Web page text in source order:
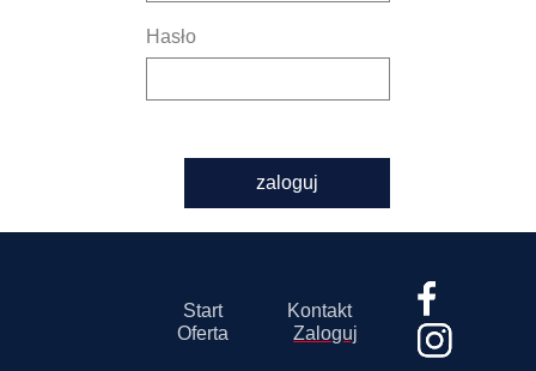
Hasło
zaloguj
Start
Kontakt
Oferta
Zaloguj